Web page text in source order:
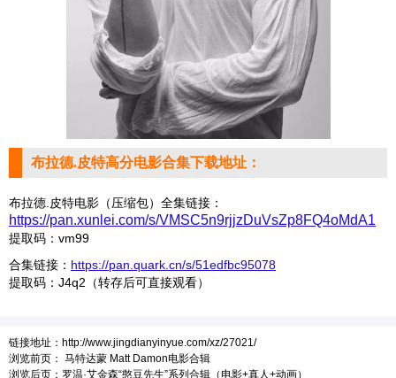
布拉德.皮特高分电影合集下载地址：
布拉德.皮特电影（压缩包）全集链接：
https://pan.xunlei.com/s/VMSC5n9rjjzDuVsZp8FQ4oMdA1
提取码：vm99
合集链接： https://pan.quark.cn/s/51edfbc95078
提取码：J4q2（转存后可直接观看）
链接地址： http://www.jingdianyinyue.com/xz/27021/
浏览前页： 马特达蒙 Matt Damon电影合辑
浏览后页： 罗温·艾金森“憨豆先生”系列合辑（电影+真人+动画）